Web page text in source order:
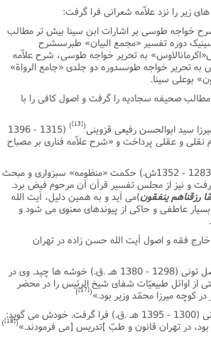
خواجه طوسى بر اشارات ابن سینا بیش تر مطالب
دوره تفسیر «مجمع البیان» طبرسىشرح
به تحریر خواجه طوسى، شرح علاّمه
تحریر خواجه طوسىدوره دو جلدى «جامع الرواة»
بوعلى سینا.
صحیفه سجادیه را گرفت و اصول کافى را با
(
[13]
)
(1315 - 1396
و عقلى پرداخت و «شرح علاّمه فنارى بر مصباح
4 ـ علاّمه حسن زاده یازده سال نزد آیت الله میرزا مهدى الهى قمشه اى (1283 - 1352ش.) حکمت «منظومه» سبزوارى و مبحث
و نیز از مجلس تفسیر قرآن آن مرحوم فیض برد.
رزقناهم ینفقون)مى آید و به همین دلیل، آیت الله
عاطفى و حاکى از پیوندهاى معنوى مى شود و
.
استاد خارج فقه و اصول آیت الله حسن زاده در تهران
6 ـ استاد حسن زاده در تهران از خرمن حکیم الهى، شیخ محمّدحسن فاضل تونى (1298 - 1380 هـ .ق.) خوشه ها چید. وى در
اوائل طبیعیّات شفاى شیخ الرئیس را در محضر
کوچه میرزا محمّد وزیر بود.»(
[17]
)
7 ـ علاّمه حسن زاده بخشى از شفاى ابوعلى سینا را نزد میرزا احمد آشتیانى (1300 - 1395 هـ .ق.) فرا گرفت. خودش مى گوید:
در تهران قانون و طبّ ]تدریس [مى فرمودند.»(
[18]
)